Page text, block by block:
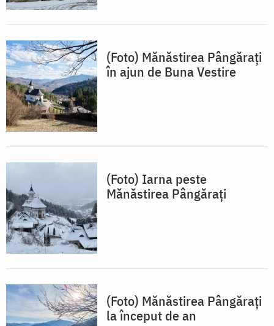
(Foto) Mănăstirea Pângărați
în ajun de Buna Vestire
(Foto) Iarna peste
Mănăstirea Pângărați
(Foto) Mănăstirea Pângărați
la început de an